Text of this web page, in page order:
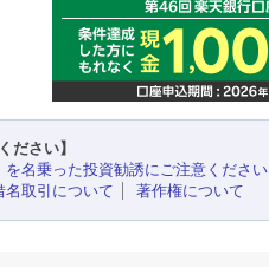
ださい】
を名乗った投資勧誘にご注意ください
名取引について
著作権について